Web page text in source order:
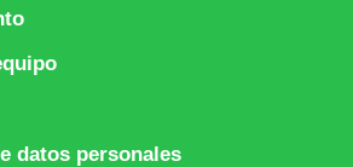
datos personales